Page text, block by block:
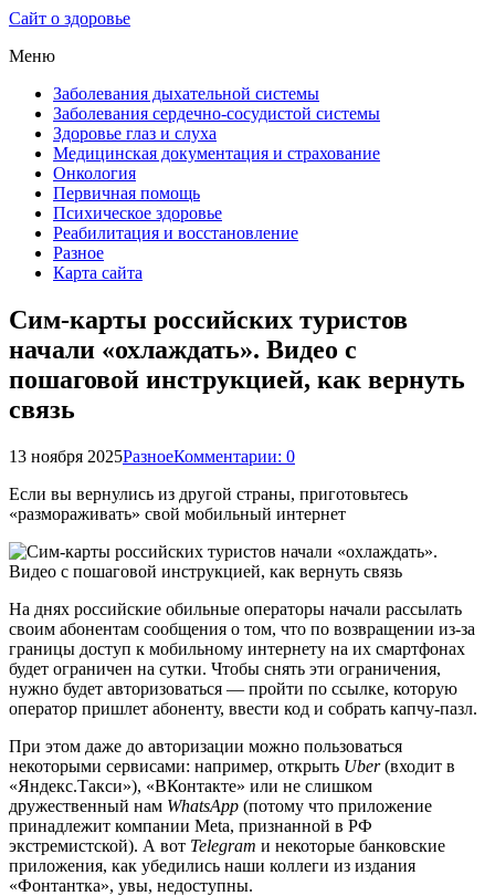
Сайт о здоровье
Меню
Заболевания дыхательной системы
Заболевания сердечно-сосудистой системы
Здоровье глаз и слуха
Медицинская документация и страхование
Онкология
Первичная помощь
Психическое здоровье
Реабилитация и восстановление
Разное
Карта сайта
Сим-карты российских туристов
начали «охлаждать». Видео с
пошаговой инструкцией, как вернуть
связь
13 ноября 2025РазноеКомментарии: 0
Если вы вернулись из другой страны, приготовьтесь
«размораживать» свой мобильный интернет
На днях российские обильные операторы начали рассылать
своим абонентам сообщения о том, что по возвращении из-за
границы доступ к мобильному интернету на их смартфонах
будет ограничен на сутки. Чтобы снять эти ограничения,
нужно будет авторизоваться — пройти по ссылке, которую
оператор пришлет абоненту, ввести код и собрать капчу-пазл.
При этом даже до авторизации можно пользоваться
некоторыми сервисами: например, открыть Uber(входит в
«Яндекс.Такси»), «ВКонтакте» или не слишком
дружественный нам WhatsApp (потому что приложение
принадлежит компании Meta, признанной в РФ
экстремистской). А вот Telegram и некоторые банковские
приложения, как убедились наши коллеги из издания
«Фонтантка», увы, недоступны.